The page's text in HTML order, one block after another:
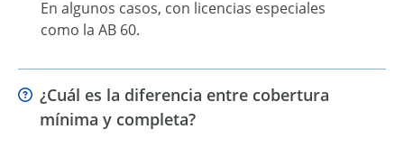
En algunos casos, con licencias especiales
como la AB 60.
¿Cuál es la diferencia entre cobertura
mínima y completa?